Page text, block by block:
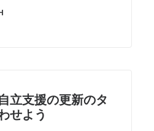
立支援の更新のタ
せよう